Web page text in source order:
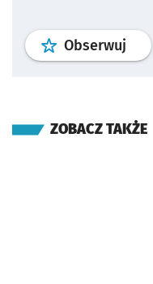
Obserwuj profil
ZOBACZ TAKŻE